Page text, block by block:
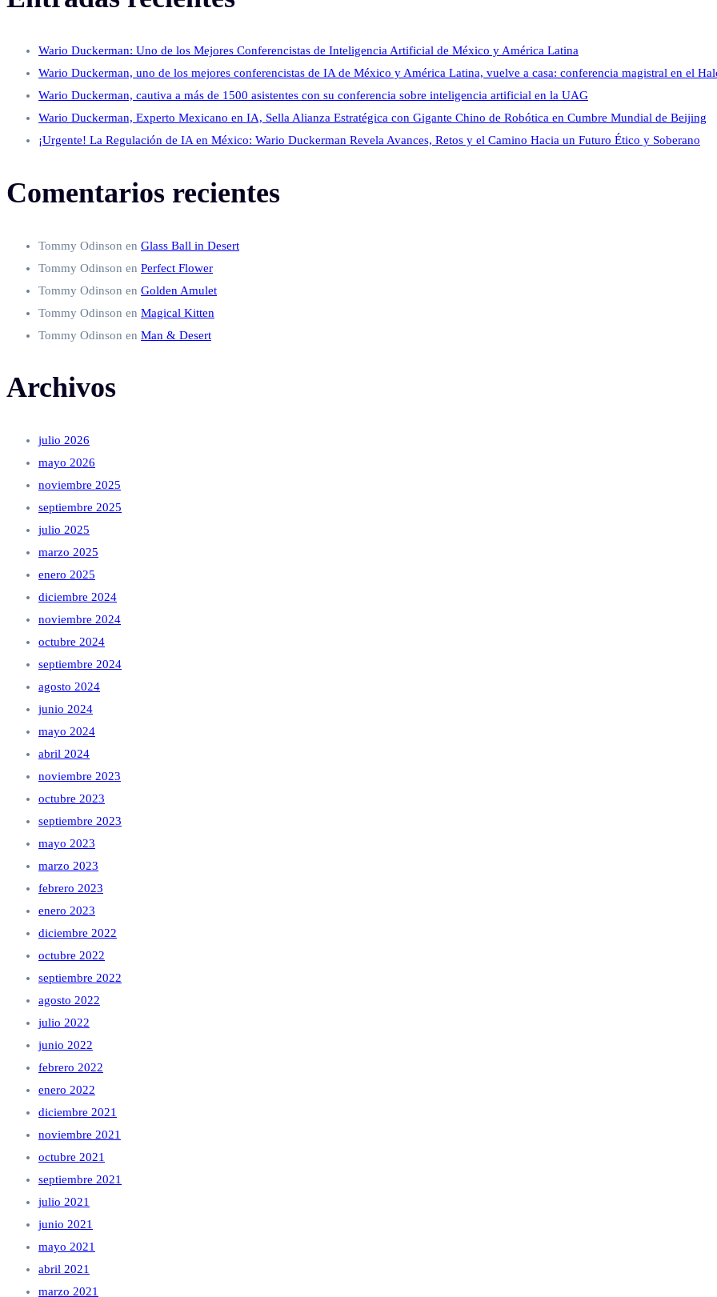
Wario Duckerman: Uno de los Mejores Conferencistas de Inteligencia Artificial de México y América Latina
Wario Duckerman, uno de los mejores conferencistas de IA de México y América Latina, vuelve a casa: conferencia magistral en el
Wario Duckerman, cautiva a más de 1500 asistentes con su conferencia sobre inteligencia artificial en la UAG
Wario Duckerman, Experto Mexicano en IA, Sella Alianza Estratégica con Gigante Chino de Robótica en Cumbre Mundial de Beijing
¡Urgente! La Regulación de IA en México: Wario Duckerman Revela Avances, Retos y el Camino Hacia un Futuro Ético y Soberano
Comentarios recientes
Tommy Odinson en Glass Ball in Desert
Tommy Odinson en Perfect Flower
Tommy Odinson en Golden Amulet
Tommy Odinson en Magical Kitten
Tommy Odinson en Man & Desert
Archivos
julio 2026
mayo 2026
noviembre 2025
septiembre 2025
julio 2025
marzo 2025
enero 2025
diciembre 2024
noviembre 2024
octubre 2024
septiembre 2024
agosto 2024
junio 2024
mayo 2024
abril 2024
noviembre 2023
octubre 2023
septiembre 2023
mayo 2023
marzo 2023
febrero 2023
enero 2023
diciembre 2022
octubre 2022
septiembre 2022
agosto 2022
julio 2022
junio 2022
febrero 2022
enero 2022
diciembre 2021
noviembre 2021
octubre 2021
septiembre 2021
julio 2021
junio 2021
mayo 2021
abril 2021
marzo 2021